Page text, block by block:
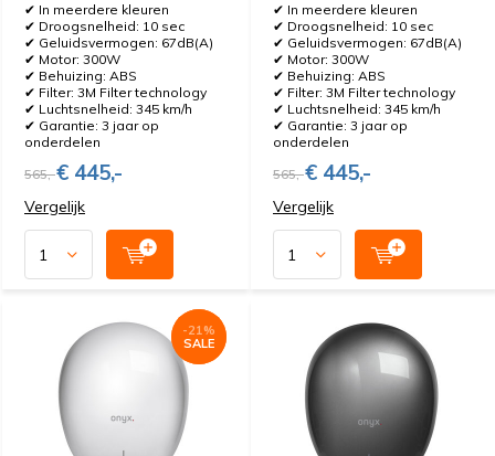
✔ In meerdere kleuren
✔ Droogsnelheid: 10 sec
✔ Geluidsvermogen: 67dB(A)
✔ Motor: 300W
✔ Behuizing: ABS
✔ Filter: 3M Filter technology
✔ Luchtsnelheid: 345 km/h
✔ Garantie: 3 jaar op
onderdelen
565,-€ 445,-
Vergelijk
✔ In meerdere kleuren
✔ Droogsnelheid: 10 sec
✔ Geluidsvermogen: 67dB(A)
✔ Motor: 300W
✔ Behuizing: ABS
✔ Filter: 3M Filter technology
✔ Luchtsnelheid: 345 km/h
✔ Garantie: 3 jaar op
onderdelen
565,-€ 445,-
Vergelijk
-21%
SALE
-21%
SALE